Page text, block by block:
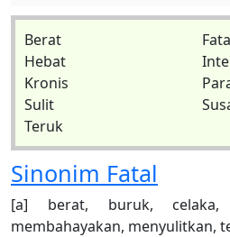
Berat
Hebat
Kronis
Sulit
Teruk
Sinonim Fatal
[a] berat, buruk, celaka,
membahayakan, menyulitkan,